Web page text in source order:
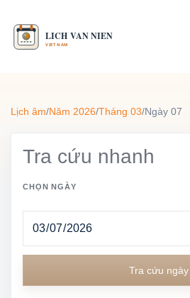
Lịch âm/Năm 2026/Tháng 03/Ngày 07
Tra cứu nhanh
CHỌN NGÀY
Tra cứu ngày